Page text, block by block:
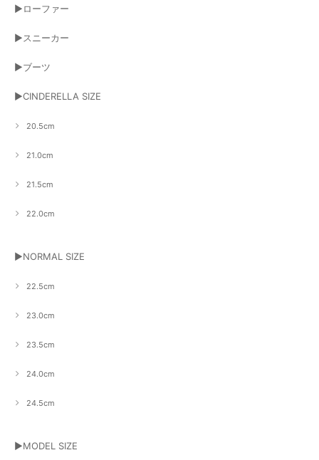
▶ローファー
▶スニーカー
▶ブーツ
▶CINDERELLA SIZE
20.5cm
21.0cm
21.5cm
22.0cm
▶NORMAL SIZE
22.5cm
23.0cm
23.5cm
24.0cm
24.5cm
▶MODEL SIZE